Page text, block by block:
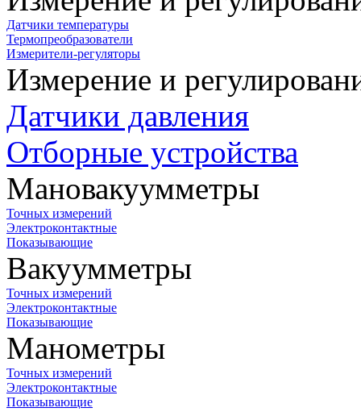
Датчики температуры
Термопреобразователи
Измерители-регуляторы
Измерение и
Датчики давления
Отборные устройства
Мановакуумметры
Точных измерений
Электроконтактные
Показывающие
Вакуумметры
Точных измерений
Электроконтактные
Показывающие
Манометры
Точных измерений
Электроконтактные
Показывающие